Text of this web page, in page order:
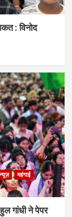
: विनोद
महंगाई
गांधी ने पेपर